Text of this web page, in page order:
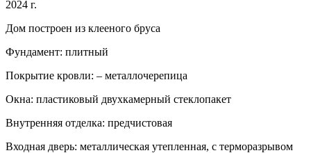
2024 г.
Дом построен из клееного бруса
Фундамент: плитный
Покрытие кровли: – металлочерепица
Окна: пластиковый двухкамерный стеклопакет
Внутренняя отделка: предчистовая
Входная дверь: металлическая утепленная, с терморазрывом